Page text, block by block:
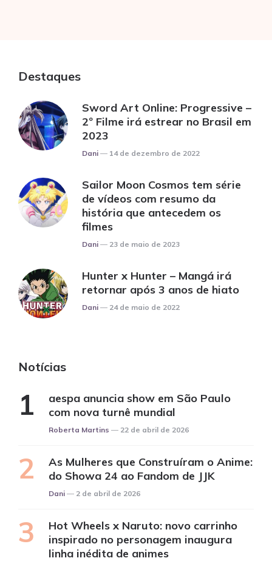
Destaques
Sword Art Online: Progressive –
2º Filme irá estrear no Brasil em
2023
Posted
Dani 14 de dezembro de 2022
Sailor Moon Cosmos tem série
de vídeos com resumo da
história que antecedem os
filmes
Posted
Dani 23 de maio de 2023
Hunter x Hunter – Mangá irá
retornar após 3 anos de hiato
Posted
Dani 24 de maio de 2022
Notícias
aespa anuncia show em São Paulo
com nova turnê mundial
Posted
Roberta Martins 22 de abril de 2026
As Mulheres que Construíram o Anime:
do Showa 24 ao Fandom de JJK
Posted
Dani 2 de abril de 2026
Hot Wheels x Naruto: novo carrinho
inspirado no personagem inaugura
linha inédita de animes